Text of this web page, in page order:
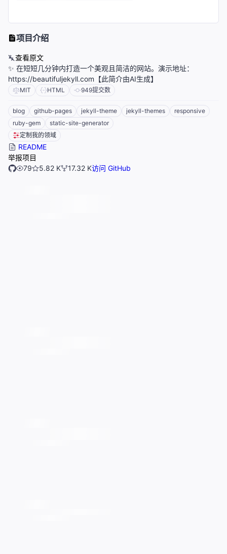
项目介绍
查看原文
✨ 在短短几分钟内打造一个美观且简洁的网站。演示地址：
https://beautifuljekyll.com【此简介由AI生成】
MIT HTML 949提交数
blog github-pages jekyll-theme jekyll-themes
responsive
ruby-gem
static-site-generator
定制我的领域
README
举报项目
79
5.82 K 17.32 K访问 GitHub